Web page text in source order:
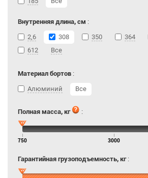
Внутренняя длина, см :
2,6
308 350 364
612
Все
Материал бортов :
Алюминий
Все
Полная масса, кг :
750 3000
Гарантийная грузоподъемность, кг: